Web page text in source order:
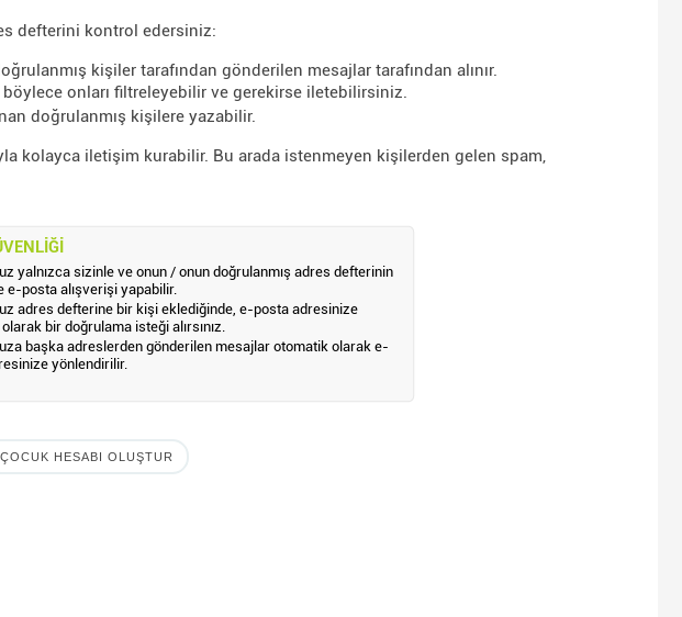
defterini kontrol edersiniz:
kişiler tarafından gönderilen mesajlar tarafından alınır.
onları filtreleyebilir ve gerekirse iletebilirsiniz.
doğrulanmış kişilere yazabilir.
kolayca iletişim kurabilir. Bu arada istenmeyen kişilerden gelen spam,
yalnızca sizinle ve onun / onun doğrulanmış adres defterinin
e-posta alışverişi yapabilir.
adres defterine bir kişi eklediğinde, e-posta adresinize
bir doğrulama isteği alırsınız.
başka adreslerden gönderilen mesajlar otomatik olarak e-
yönlendirilir.
ÇOCUK HESABI OLUŞTUR